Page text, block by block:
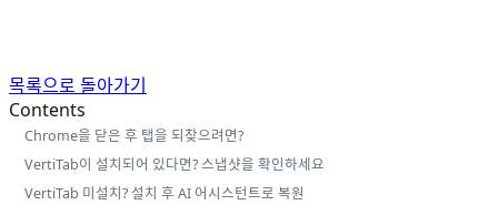
목록으로 돌아가기
Contents
Chrome을 닫은 후 탭을 되찾으려면?
VertiTab이 설치되어 있다면? 스냅샷을 확인하세요
VertiTab 미설치? 설치 후 AI 어시스턴트로 복원